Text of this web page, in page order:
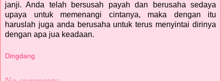
janji. Anda telah bersusah payah dan berusaha sedaya
upaya untuk memenangi cintanya, maka dengan itu
haruslah juga anda berusaha untuk terus menyintai dirinya
dengan apa jua keadaan.
Dingdang